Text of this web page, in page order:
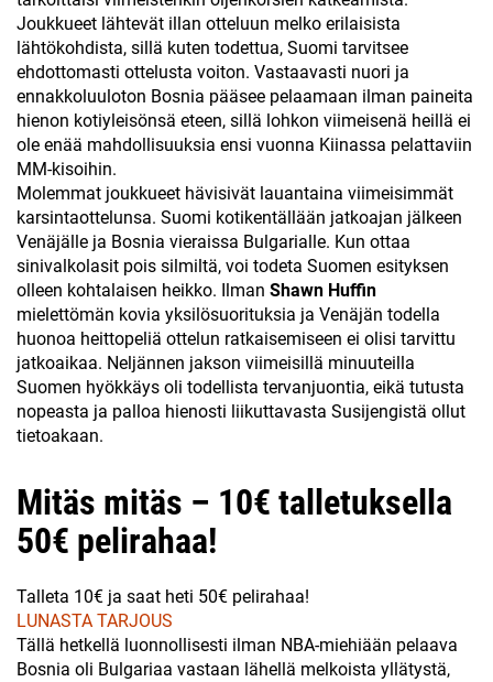
Joukkueet lähtevät illan otteluun melko erilaisista
lähtökohdista, sillä kuten todettua, Suomi tarvitsee
ehdottomasti ottelusta voiton. Vastaavasti nuori ja
ennakkoluuloton Bosnia pääsee pelaamaan ilman paineita
hienon kotiyleisönsä eteen, sillä lohkon viimeisenä heillä ei
ole enää mahdollisuuksia ensi vuonna Kiinassa pelattaviin
MM-kisoihin.
Molemmat joukkueet hävisivät lauantaina viimeisimmät
karsintaottelunsa. Suomi kotikentällään jatkoajan jälkeen
Venäjälle ja Bosnia vieraissa Bulgarialle. Kun ottaa
sinivalkolasit pois silmiltä, voi todeta Suomen esityksen
olleen kohtalaisen heikko. Ilman Shawn Huffin
mielettömän kovia yksilösuorituksia ja Venäjän todella
huonoa heittopeliä ottelun ratkaisemiseen ei olisi tarvittu
jatkoaikaa. Neljännen jakson viimeisillä minuuteilla
Suomen hyökkäys oli todellista tervanjuontia, eikä tutusta
nopeasta ja palloa hienosti liikuttavasta Susijengistä ollut
tietoakaan.
Mitäs mitäs – 10€ talletuksella
50€ pelirahaa!
Talleta 10€ ja saat heti 50€ pelirahaa!
LUNASTA TARJOUS
Tällä hetkellä luonnollisesti ilman NBA-miehiään pelaava
Bosnia oli Bulgariaa vastaan lähellä melkoista yllätystä,